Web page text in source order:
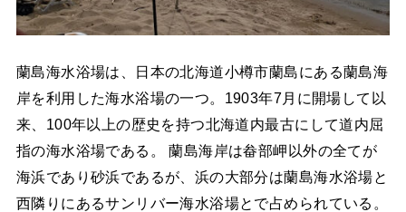
蘭島海水浴場は、日本の北海道小樽市蘭島にある蘭島海
岸を利用した海水浴場の一つ。1903年7月に開場して以
来、100年以上の歴史を持つ北海道内最古にして道内屈
指の海水浴場である。 蘭島海岸は畚部岬以外の全てが
海浜であり砂浜であるが、浜の大部分は蘭島海水浴場と
西隣りにあるサンリバー海水浴場とで占められている。